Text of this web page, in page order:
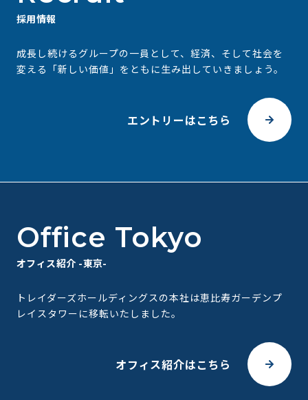
採用情報
成⻑し続けるグループの⼀員として、経済、そして社会を
変える 「新しい価値」をともに⽣み出していきましょう。
エントリーはこちら
Office Tokyo
オフィス紹介 -東京-
トレイダーズホールディングスの本社は恵比寿ガーデンプ
レイスタワーに移転いたしました。
オフィス紹介はこちら